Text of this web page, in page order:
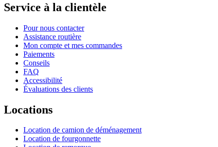
Service à la clientèle
Pour nous contacter
Assistance routière
Mon compte et mes commandes
Paiements
Conseils
FAQ
Accessibilité
Évaluations des clients
Locations
Location de camion de déménagement
Location de fourgonnette